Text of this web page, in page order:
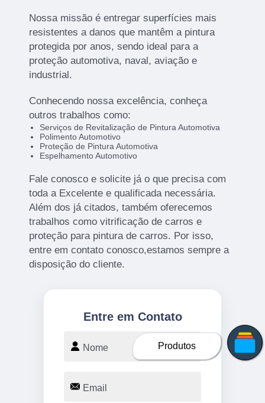
Nossa missão é entregar superfícies mais
resistentes a danos que mantêm a pintura
protegida por anos, sendo ideal para a
proteção automotiva, naval, aviação e
industrial.
Conhecendo nossa excelência, conheça
outros trabalhos como:
Serviços de Revitalização de Pintura Automotiva
Polimento Automotivo
Proteção de Pintura Automotiva
Espelhamento Automotivo
Fale conosco e solicite já o que precisa com
toda a Excelente e qualificada necessária.
Além dos já citados, também oferecemos
trabalhos como vitrificação de carros e
proteção para pintura de carros. Por isso,
entre em contato conosco,estamos sempre a
disposição do cliente.
Entre em Contato
Produtos